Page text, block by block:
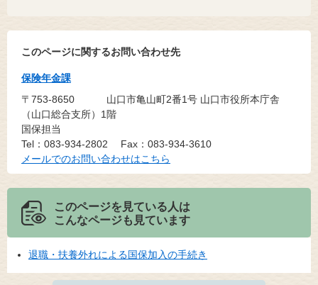
このページに関するお問い合わせ先
保険年金課
〒753-8650
山口市亀山町2番1号 山口市役所本庁舎
（山口総合支所）1階
国保担当
Tel：083-934-2802
Fax：083-934-3610
メールでのお問い合わせはこちら
このページを見ている人は
こんなページも見ています
退職・扶養外れによる国保加入の手続き